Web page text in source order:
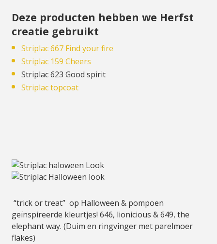
Deze producten hebben we Herfst
creatie gebruikt
Striplac 667 Find your fire
Striplac 159 Cheers
Striplac 623 Good spirit
Striplac topcoat
“trick or treat” op Halloween & pompoen
geïnspireerde kleurtjes! 646, lionicious & 649, the
elephant way. (Duim en ringvinger met parelmoer
flakes)